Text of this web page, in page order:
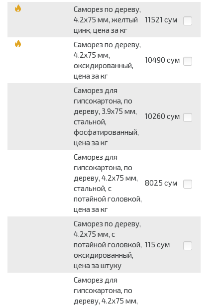
Саморез по дереву,
4.2х75 мм, желтый
цинк, цена за кг
11521 сум
Саморез по дереву,
4.2х75 мм,
оксидированный,
цена за кг
10490 сум
Саморез для
гипсокартона, по
дереву, 3.9х75 мм,
стальной,
фосфатированный,
цена за кг
10260 сум
Саморез для
гипсокартона, по
дереву, 4.2х75 мм,
стальной, с
потайной головкой,
цена за кг
8025 сум
Саморез по дереву,
4.2х75 мм, с
потайной головкой,
оксидированный,
цена за штуку
115 сум
Саморез для
гипсокартона, по
дереву, 4.2х75 мм,